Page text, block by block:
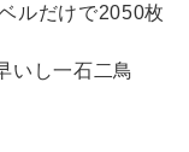
ルだけで2050枚
いし一石二鳥